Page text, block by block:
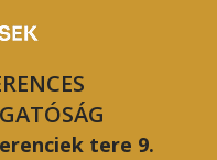
tere 9.